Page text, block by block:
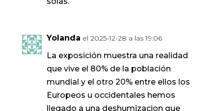
Yolanda el 2025-12-28 a las 19:06
La exposición muestra una realidad
que vive el 80% de la población
mundial y el otro 20% entre ellos los
Europeos u occidentales hemos
llegado a una deshumizacion que